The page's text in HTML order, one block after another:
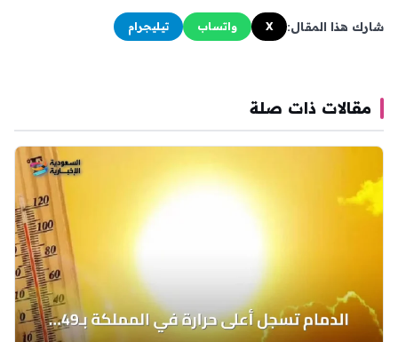
شارك هذا المقال: X واتساب تيليجرام
مقالات ذات صلة